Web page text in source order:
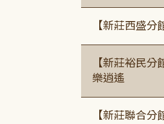
【新莊西盛
【新莊裕民
樂逍遙
【新莊聯合